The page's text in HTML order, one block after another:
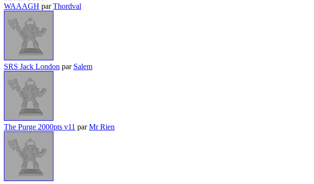
WAAAGH parThordval
SRS Jack London par Salem
The Purge 2000pts v11 parMr Rien